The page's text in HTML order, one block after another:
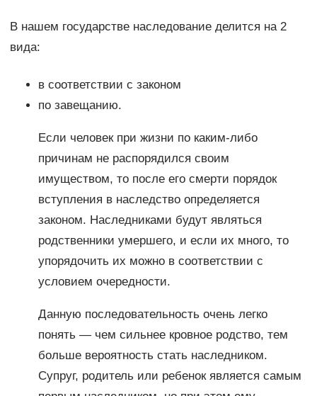
В нашем государстве наследование делится на 2
вида:
в соответствии с законом
по завещанию.
Если человек при жизни по каким-либо
причинам не распорядился своим
имуществом, то после его смерти порядок
вступления в наследство определяется
законом. Наследниками будут являться
родственники умершего, и если их много, то
упорядочить их можно в соответствии с
условием очередности.
Данную последовательность очень легко
понять — чем сильнее кровное родство, тем
больше вероятность стать наследником.
Супруг, родитель или ребенок является самым